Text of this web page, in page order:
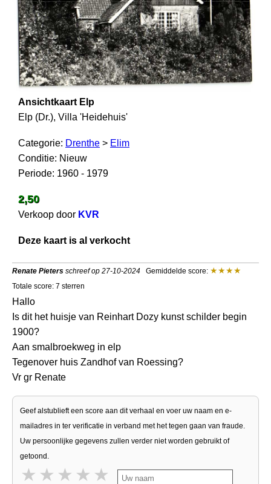
Ansichtkaart Elp
Elp (Dr.), Villa 'Heidehuis'
Categorie: Drenthe > Elim
Conditie: Nieuw
Periode: 1960 - 1979
2,50
Verkoop door KVR
Deze kaart is al verkocht
Renate Pieters schreef op 27-10-2024 Gemiddelde score:
Totale score: 7 sterren
Hallo
Is dit het huisje van Reinhart Dozy kunst schilder begin
1900?
Aan smalbroekweg in elp
Tegenover huis Zandhof van Roessing?
Vr gr Renate
Geef alstublieft een score aan dit verhaal en voer uw naam en e-
mailadres in ter verificatie in verband met het tegen gaan van fraude.
Uw persoonlijke gegevens zullen verder niet worden gebruikt of
getoond.
5 stars
4 stars
3 stars
2 stars
1 star